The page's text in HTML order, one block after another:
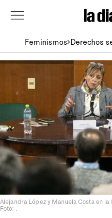
Feminismos Derechos
Alejandra López y Manuela Costa en la
Foto: .